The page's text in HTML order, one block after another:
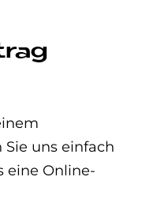
uns einfach
eine Online-